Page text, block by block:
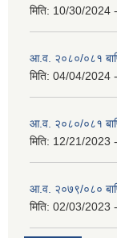
मिति: 10/30/2024
आ.व. २०८०/०८१
मिति: 04/04/2024
आ.व. २०८०/०८१
मिति: 12/21/2023
आ.व. २०७९/०८०
मिति: 02/03/2023